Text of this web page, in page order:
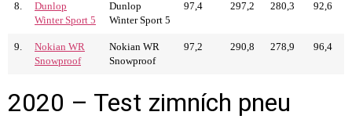
8.
Dunlop
Winter Sport 5
Dunlop
Winter Sport 5
97,4 297,2 280,3 92,6
9.
Nokian WR
Snowproof
Nokian WR
Snowproof
97,2 290,8 278,9 96,4
2020 – Test zimních pneu